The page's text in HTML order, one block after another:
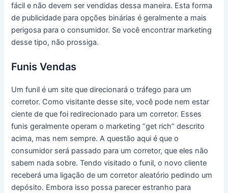
fácil e não devem ser vendidas dessa maneira. Esta forma
de publicidade para opções binárias é geralmente a mais
perigosa para o consumidor. Se você encontrar marketing
desse tipo, não prossiga.
Funis Vendas
Um funil é um site que direcionará o tráfego para um
corretor. Como visitante desse site, você pode nem estar
ciente de que foi redirecionado para um corretor. Esses
funis geralmente operam o marketing “get rich” descrito
acima, mas nem sempre. A questão aqui é que o
consumidor será passado para um corretor, que eles não
sabem nada sobre. Tendo visitado o funil, o novo cliente
receberá uma ligação de um corretor aleatório pedindo um
depósito. Embora isso possa parecer estranho para